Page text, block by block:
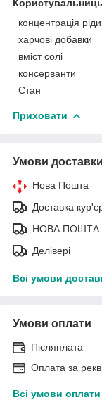
концентрація
харчові добавки
вміст солі
консерванти
Стан
Приховати
Умови доставки
Нова Пошта
Доставка
НОВА ПОШТА
Делівері
Всі умови
Умови оплати
Післяплата
Оплата за
Всі умови оплати